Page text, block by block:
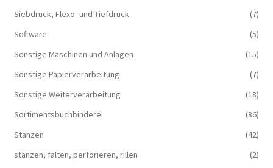
Siebdruck, Flexo- und Tiefdruck
(7)
Software
(5)
Sonstige Maschinen und Anlagen
(15)
Sonstige Papierverarbeitung
(7)
Sonstige Weiterverarbeitung
(18)
Sortimentsbuchbinderei
(86)
Stanzen
(42)
stanzen, falten, perforieren, rillen
(2)